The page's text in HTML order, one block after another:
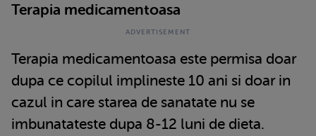
Terapia medicamentoasa
Terapia medicamentoasa este permisa doar
dupa ce copilul implineste 10 ani si doar in
cazul in care starea de sanatate nu se
imbunatateste dupa 8-12 luni de dieta.